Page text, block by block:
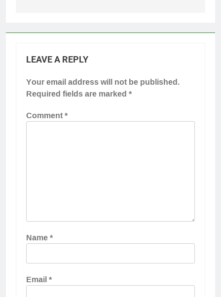
LEAVE A REPLY
Your email address will not be published.
Required fields are marked*
Comment*
Name*
Email*